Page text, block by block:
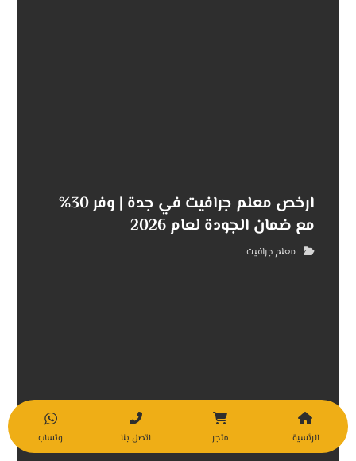
ارخص معلم جرافيت في جدة | وفر 30%
مع ضمان الجودة لعام 2026
معلم جرافيت
الرئسية متجر اتصل بنا وتساب